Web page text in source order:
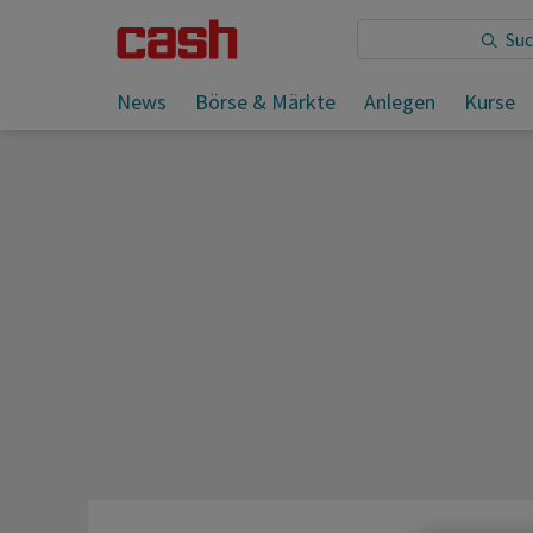
News Börse & Märkte Anlegen Kurse
Sie lesen: